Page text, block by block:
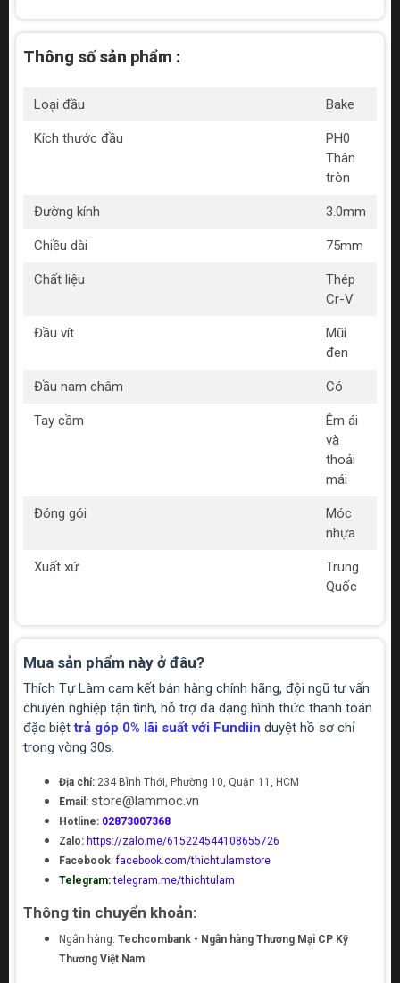
Thông số sản phẩm :
Loại đầu Bake
Kích thước đầu
PH0
Thân
tròn
Đường kính 3.0mm
Chiều dài 75mm
Chất liệu
Thép
Cr-V
Đầu vít
Mũi
đen
Đầu nam châm Có
Tay cầm
Êm ái
và
thoải
mái
Đóng gói
Móc
nhựa
Xuất xứ
Trung
Quốc
Mua sản phẩm này ở đâu?
Thích Tự Làm cam kết bán hàng chính hãng, đội ngũ tư vấn
chuyên nghiệp tận tình, hỗ trợ đa dạng hình thức thanh toán
đặc biệttrả góp 0% lãi suất với Fundiin duyệt hồ sơ chỉ
trong vòng 30s.
Địa chỉ: 234 Bình Thới, Phường 10, Quận 11, HCM
Email: store@lammoc.vn
Hotline: 02873007368
Zalo: https://zalo.me/615224544108655726
Facebook:facebook.com/thichtulamstore
Telegram: telegram.me/thichtulam
Thông tin chuyển khoản:
Ngân hàng: Techcombank - Ngân hàng Thương Mại CP Kỹ
Thương Việt Nam